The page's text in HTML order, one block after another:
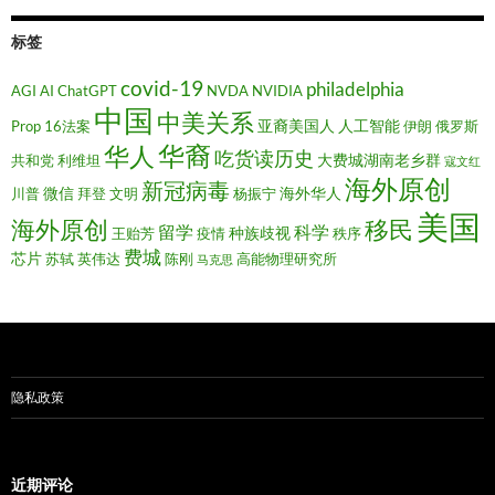
标签
AGI AI ChatGPTcovid-19 NVDA NVIDIA philadelphia
Prop 16法案 中国 中美关系 亚裔美国人 人工智能伊朗 俄罗斯
共和党利维坦 华人 华裔吃货读历史 大费城湖南老乡群 寇文红
川普微信 拜登文明 新冠病毒杨振宁海外华人 海外原创
海外原创 王贻芳 留学 疫情种族歧视科学 秩序移民 美国
芯片苏轼英伟达 费城陈刚 马克思 高能物理研究所
隐私政策
近期评论